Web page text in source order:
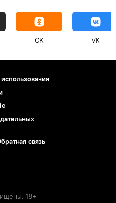
OK VK
связь
18+